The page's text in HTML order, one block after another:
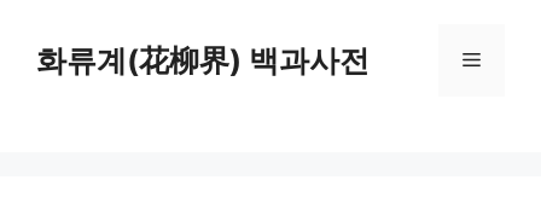
화류계(花柳界) 백과사전 메